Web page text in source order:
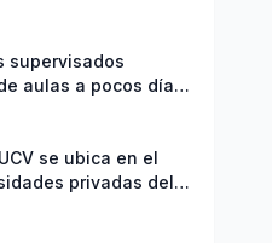
supervisados
aulas a pocos días
se ubica en el
privadas del